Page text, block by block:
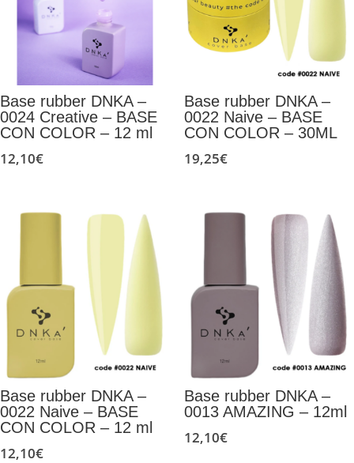
Base rubber DNKA –
0024 Сreative – BASE
CON COLOR – 12 ml
12,10€
Base rubber DNKA –
0022 Naive – BASE
CON COLOR – 30ML
19,25€
Base rubber DNKA –
0022 Naive – BASE
CON COLOR – 12 ml
12,10€
Base rubber DNKA –
0013 AMAZING – 12ml
12,10€